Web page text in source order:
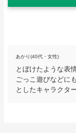
あかり(40代・女性)
とぼけたような表
ごっこ遊びなどに
としたキャラクタ